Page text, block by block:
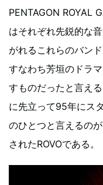
PENTAGON ROYAL
はそれぞれ先鋭的な
がれるこれらのバン
すなわち芳垣のドラ
すものだったと言え
に先立って95年にス
のひとつと言えるの
されたROVOである。